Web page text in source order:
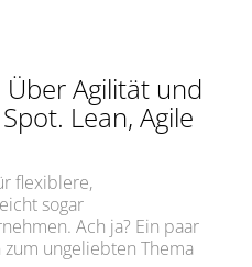
Über Agilität und
Lean, Agile
flexiblere,
sogar
Ach ja? Ein paar
ungeliebten Thema